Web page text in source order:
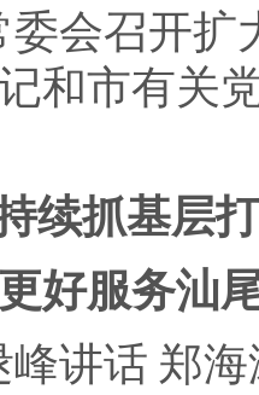
召开扩
和市有关
续抓基层
更好服务汕
话 郑海